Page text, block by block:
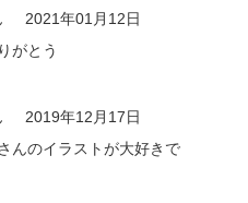
2021年01月12日
がとう
2019年12月17日
んのイラストが大好きで